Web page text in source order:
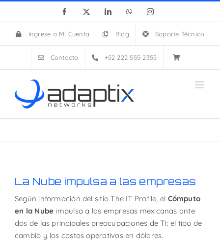
content
Facebook
X LinkedInWhatsAppInstagram
Ingrese a Mi Cuenta Blog Soporte Técnico
Contacto +52 222 555 2355
La Nube impulsa a las empresas
Según información del sitio The IT Profile, el Cómputo
en la Nube impulsa a las empresas mexicanas ante
dos de las principales preocupaciones de TI: el tipo de
cambio y los costos operativos en dólares.